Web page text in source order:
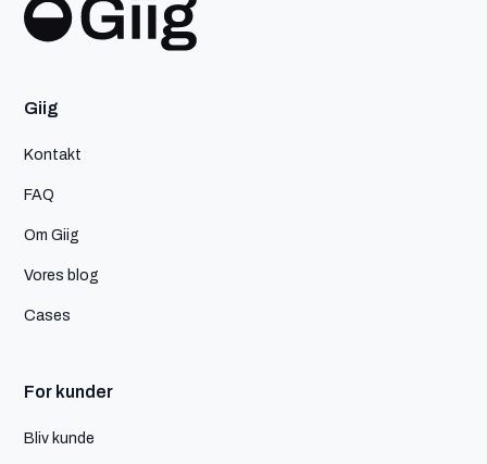
Giig
Kontakt
FAQ
Om Giig
Vores blog
Cases
For kunder
Bliv kunde